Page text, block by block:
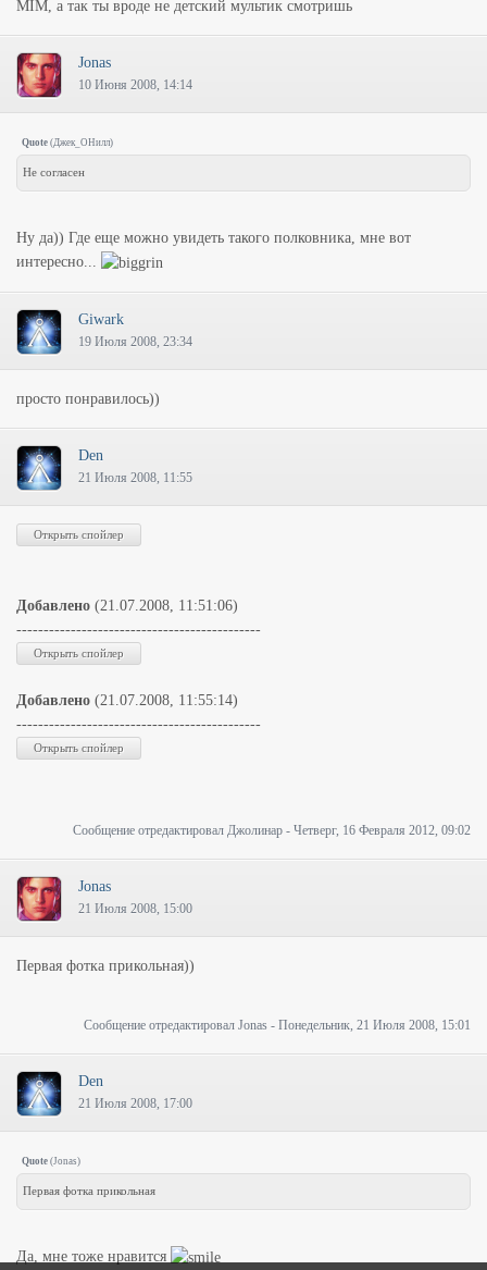
MIM, а так ты вроде не детский мультик смотришь
Jonas
10 Июня 2008, 14:14
Quote (Джек_ОНилл)
Не согласен
Ну да)) Где еще можно увидеть такого полковника, мне вот
интересно...
Giwark
19 Июля 2008, 23:34
просто понравилось))
Den
21 Июля 2008, 11:55
Добавлено (21.07.2008, 11:51:06)
---------------------------------------------
Добавлено (21.07.2008, 11:55:14)
---------------------------------------------
Сообщение отредактировал Джолинар - Четверг, 16 Февраля 2012, 09:02
Jonas
21 Июля 2008, 15:00
Первая фотка прикольная))
Сообщение отредактировал Jonas - Понедельник, 21 Июля 2008, 15:01
Den
21 Июля 2008, 17:00
Quote (Jonas)
Первая фотка прикольная
Да, мне тоже нравится